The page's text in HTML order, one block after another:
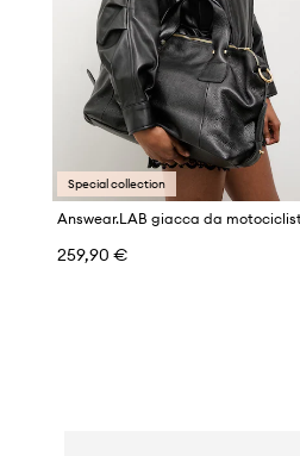
Special collection
259,90 €